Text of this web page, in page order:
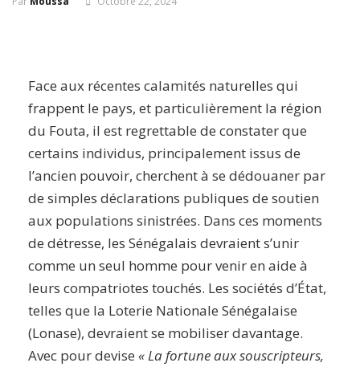
Face aux récentes calamités naturelles qui
frappent le pays, et particulièrement la région
du Fouta, il est regrettable de constater que
certains individus, principalement issus de
l’ancien pouvoir, cherchent à se dédouaner par
de simples déclarations publiques de soutien
aux populations sinistrées. Dans ces moments
de détresse, les Sénégalais devraient s’unir
comme un seul homme pour venir en aide à
leurs compatriotes touchés. Les sociétés d’État,
telles que la Loterie Nationale Sénégalaise
(Lonase), devraient se mobiliser davantage.
Avec pour devise « La fortune aux souscripteurs,